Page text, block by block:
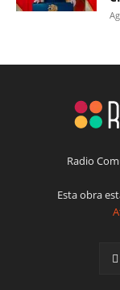
Radio
Esta obra